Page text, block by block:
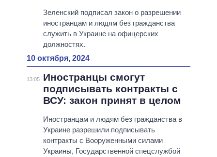
Зеленский подписал закон о разрешении
иностранцам и людям без гражданства
служить в Украине на офицерских
должностях.
10 октября, 2024
13:05
Иностранцы смогут
подписывать контракты с
ВСУ: закон принят в целом
Иностранцам и людям без гражданства в
Украине разрешили подписывать
контракты с Вооруженными силами
Украины, Государственной спецслужбой